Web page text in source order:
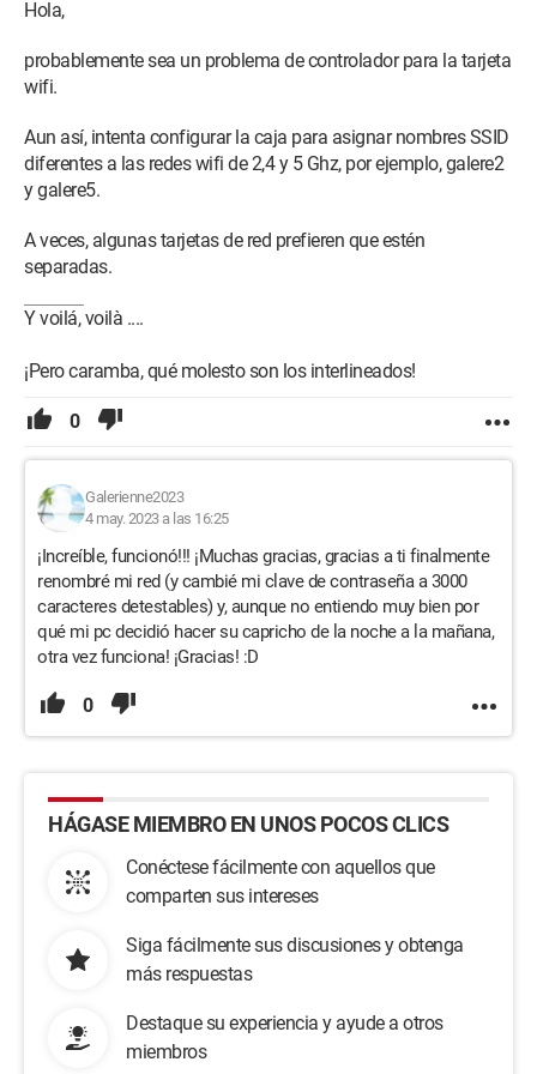
Gracias de antemano, y ahora, para su mayor placer, el
diagnóstico y mi equipo:
Procesador AMD Ryzen 5 3600 6-Core Processor
3.59 GHz
Memoria RAM instalada 8,00 Go
9402A91662BF
ID de producto 00326-10000-00000-AA769
x64
Versión 22H2
que una actualización de Windows podría ayudar a la
situación)
Construcción del sistema operativo 19045.2846
Experiencia Windows Feature Experience Pack
120.2212.4190.0
Red:
Descripción: Adaptador USB inalámbrico TP-Link
Versión del controlador: 1030.44.531.2021
Y el informe de error de conexión detallado:
Información sobre el controlador Wi-Fi de red:
Descripción . . . . . . . . . . : Adaptador USB
Realtek Semiconductor Corp. Proveedor . . . . . . .
. . . . : TP-Link Technologies Co., Ltd. Versión .
archivo Inf . . . . . . . . . :
C:\WINDOWS\INF\oem17.inf Fecha de archivo Inf . . .
Hola,
probablemente sea un problema de controlador para la tarjeta
wifi.
Aun así, intenta configurar la caja para asignar nombres SSID
diferentes a las redes wifi de 2,4 y 5 Ghz, por ejemplo, galere2
y galere5.
A veces, algunas tarjetas de red prefieren que estén
separadas.
Y voilá, voilà ....
¡Pero caramba, qué molesto son los interlineados!
0
Galerienne2023
4 may. 2023 a las 16:25
¡Increíble, funcionó!!! ¡Muchas gracias, gracias a ti finalmente
renombré mi red (y cambié mi clave de contraseña a 3000
caracteres detestables) y, aunque no entiendo muy bien por
qué mi pc decidió hacer su capricho de la noche a la mañana,
otra vez funciona! ¡Gracias! :D
0
HÁGASE MIEMBRO EN UNOS POCOS CLICS
Conéctese fácilmente con aquellos que
comparten sus intereses
Siga fácilmente sus discusiones y obtenga
más respuestas
Destaque su experiencia y ayude a otros
miembros